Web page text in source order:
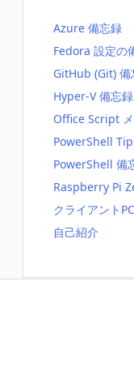
Azure 備忘録
Fedora 設定の
GitHub (Git) 備
Hyper-V 備忘録
Office Script
PowerShell
PowerShell 備
Raspberry Pi
クライアント
自己紹介